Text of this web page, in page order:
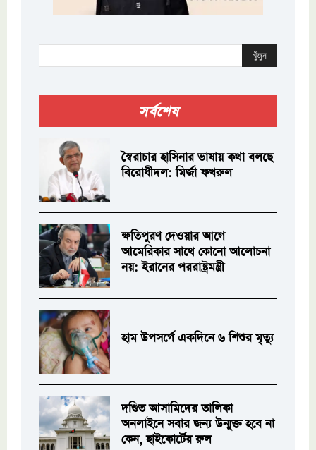
খুঁজুন
সর্বশেষ
স্বৈরাচার হাসিনার ভাষায় কথা বলছে
বিরোধীদল: মির্জা ফখরুল
ক্ষতিপুরণ দেওয়ার আগে
আমেরিকার সাথে কোনো আলোচনা
নয়: ইরানের পররাষ্ট্রমন্ত্রী
হাম উপসর্গে একদিনে ৬ শিশুর মৃত্যু
দণ্ডিত আসামিদের তালিকা
অনলাইনে সবার জন্য উন্মুক্ত হবে না
কেন, হাইকোর্টের রুল